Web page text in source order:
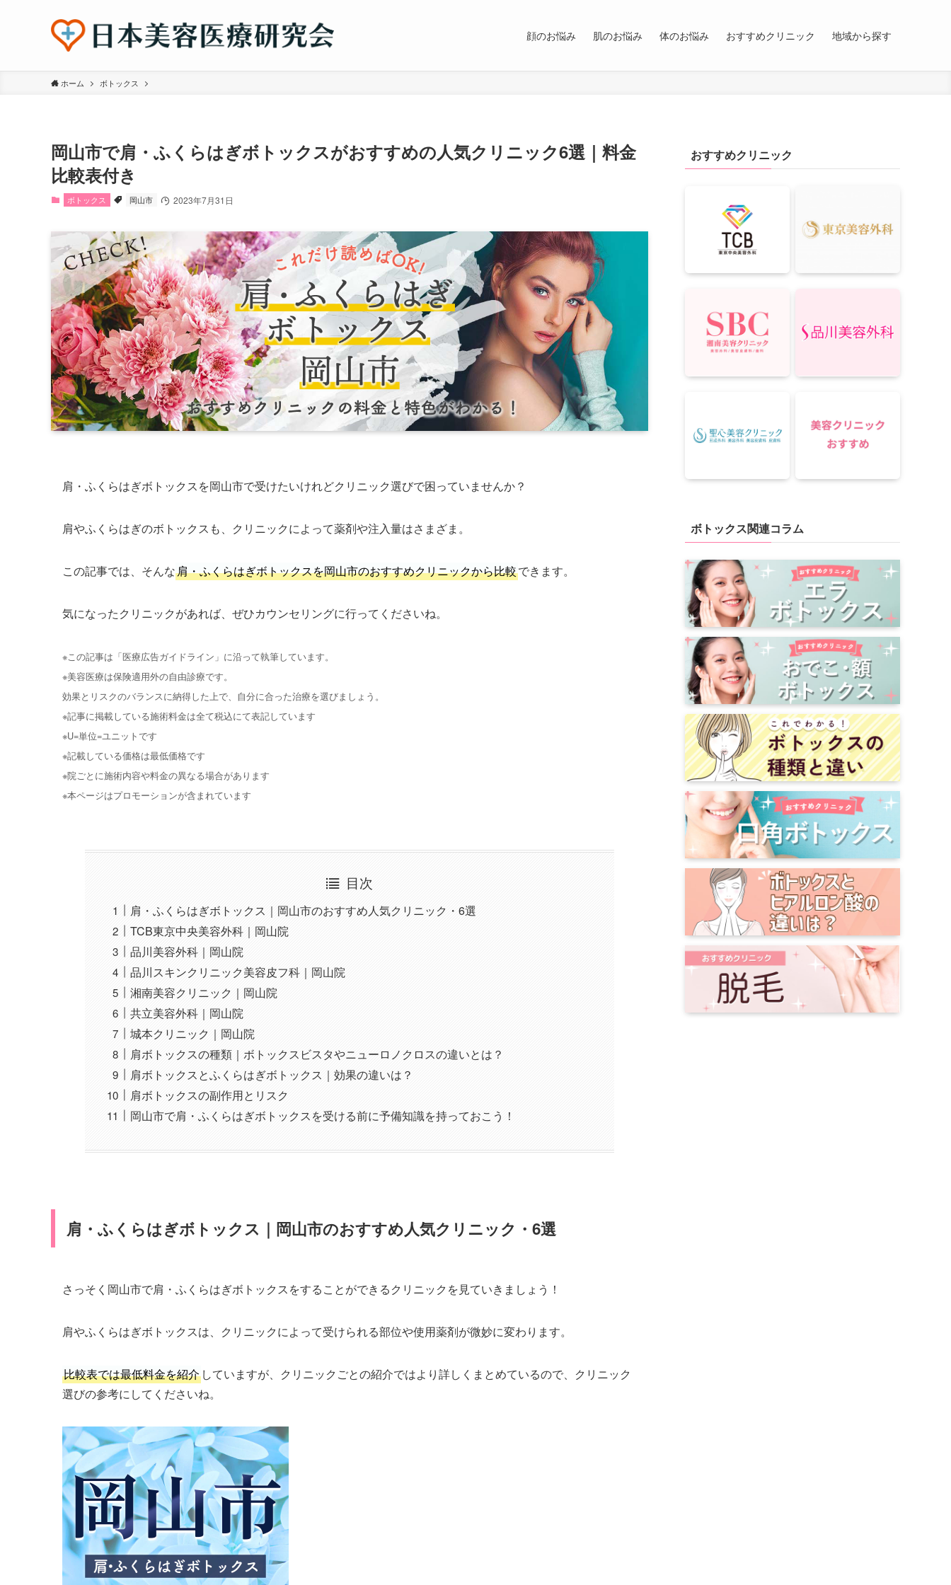
顔のお悩み 肌のお悩み 体のお悩み おすすめクリニック 地域から探す
ホーム ボトックス
岡山市で肩・ふくらはぎボトックスがおすすめの人気クリニック6選｜料金
比較表付き
ボトックス 岡山市 2023年7月31日
肩・ふくらはぎボトックスを岡山市で受けたいけれどクリニック選びで困っていませんか？
肩やふくらはぎのボトックスも、クリニックによって薬剤や注入量はさまざま。
この記事では、そんな肩・ふくらはぎボトックスを岡山市のおすすめクリニックから比較できます。
気になったクリニックがあれば、ぜひカウンセリングに行ってくださいね。
※この記事は「医療広告ガイドライン」に沿って執筆しています。
※美容医療は保険適用外の自由診療です。
効果とリスクのバランスに納得した上で、自分に合った治療を選びましょう。
※記事に掲載している施術料金は全て税込にて表記しています
※U=単位=ユニットです
※記載している価格は最低価格です
※院ごとに施術内容や料金の異なる場合があります
※本ページはプロモーションが含まれています
目次
肩・ふくらはぎボトックス｜岡山市のおすすめ人気クリニック・6選
TCB東京中央美容外科｜岡山院
品川美容外科｜岡山院
品川スキンクリニック美容皮フ科｜岡山院
湘南美容クリニック｜岡山院
共立美容外科｜岡山院
城本クリニック｜岡山院
肩ボトックスの種類｜ボトックスビスタやニューロノクロスの違いとは？
肩ボトックスとふくらはぎボトックス｜効果の違いは？
肩ボトックスの副作用とリスク
岡山市で肩・ふくらはぎボトックスを受ける前に予備知識を持っておこう！
肩・ふくらはぎボトックス｜岡山市のおすすめ人気クリニック・6選
さっそく岡山市で肩・ふくらはぎボトックスをすることができるクリニックを見ていきましょう！
肩やふくらはぎボトックスは、クリニックによって受けられる部位や使用薬剤が微妙に変わります。
比較表では最低料金を紹介 していますが、クリニックごとの紹介ではより詳しくまとめているので、クリニック
選びの参考にしてくださいね。
おすすめクリニック
ボトックス関連コラム